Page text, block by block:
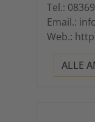
Tel.:
Email.:
Web.:
ALLE